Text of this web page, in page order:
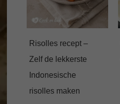
Risolles recept –
Zelf de lekkerste
Indonesische
risolles maken